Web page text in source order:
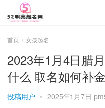
首页 女孩起名
2023年1月4日腊
什么 取名如何补金
投稿用户 • 2025年1月7日